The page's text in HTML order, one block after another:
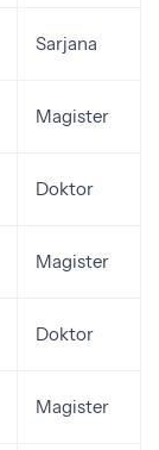
Sarjana
Magister
Doktor
Magister
Doktor
Magister